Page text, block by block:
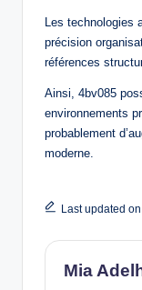
Les
précision
références
Ainsi, 4bv085
environnements
probablement
moderne.
Last updated
Mia